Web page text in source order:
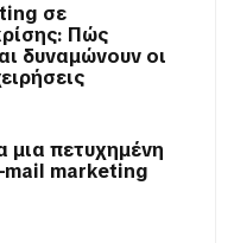
σε
Πώς
δυναμώνουν οι
μια πετυχημένη
mail marketing